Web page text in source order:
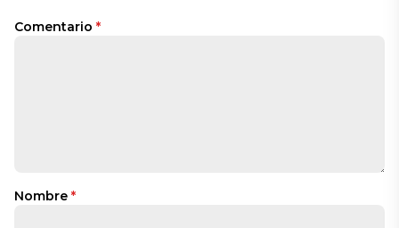
Comentario *
Nombre *